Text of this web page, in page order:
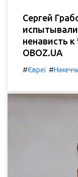
Сергей
ненависть
OBOZ.UA
#Євреї #